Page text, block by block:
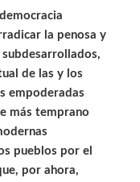
la penosa y
de las y los
empoderadas
más temprano
pueblos por el
por ahora,